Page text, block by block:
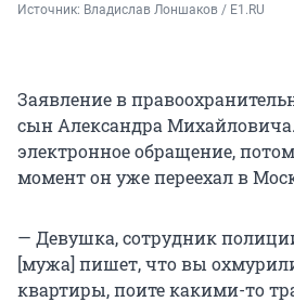
Источник: Владислав Лоншаков / E1.RU
Заявление в
сын Александра
электронное обращение,
момент он уже переехал в
— Девушка, сотрудник
[мужа] пишет, что вы
квартиры, поите какими-то